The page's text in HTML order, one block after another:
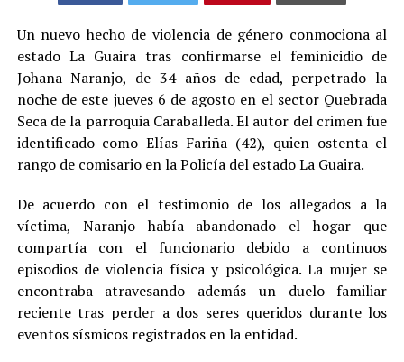
Un nuevo hecho de violencia de género conmociona al
estado La Guaira tras confirmarse el feminicidio de
Johana Naranjo, de 34 años de edad, perpetrado la
noche de este jueves 6 de agosto en el sector Quebrada
Seca de la parroquia Caraballeda. El autor del crimen fue
identificado como Elías Fariña (42), quien ostenta el
rango de comisario en la Policía del estado La Guaira.
De acuerdo con el testimonio de los allegados a la
víctima, Naranjo había abandonado el hogar que
compartía con el funcionario debido a continuos
episodios de violencia física y psicológica. La mujer se
encontraba atravesando además un duelo familiar
reciente tras perder a dos seres queridos durante los
eventos sísmicos registrados en la entidad.